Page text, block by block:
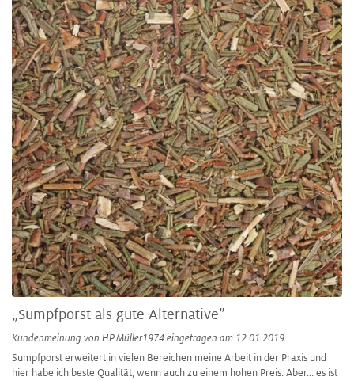
„Sumpfporst als gute Alternative”
Kundenmeinung von HP.Müller1974 eingetragen am 12.01.2019
Sumpfporst erweitert in vielen Bereichen meine Arbeit in der Praxis und
hier habe ich beste Qualität, wenn auch zu einem hohen Preis. Aber... es ist